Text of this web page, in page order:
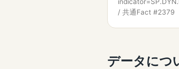
/ 共通Fact #2379
データにつ